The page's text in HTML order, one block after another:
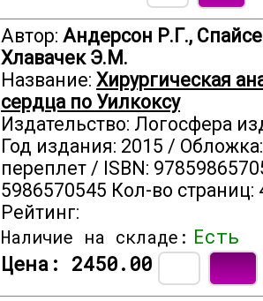
Автор: Андерсон Р.Г.,
Хлавачек Э.М.
Название: Хирургическая
сердца по Уилкоксу
Издательство: Логосфера
Год издания: 2015 /
переплет / ISBN:
5986570545 Кол-во страниц:
Рейтинг:
Наличие на складе: Есть
Цена: 2450.00